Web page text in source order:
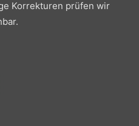
Korrekturen prüfen wir